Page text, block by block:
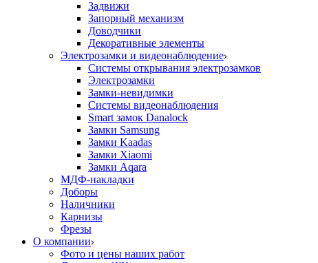
Задвижи
Запорный механизм
Доводчики
Декоративные элементы
Электрозамки и видеонаблюдение
Системы открывания электрозамков
Электрозамки
Замки-невидимки
Системы видеонаблюдения
Smart замок Danalock
Замки Samsung
Замки Kaadas
Замки Xiaomi
Замки Aqara
МДФ-накладки
Доборы
Наличники
Карнизы
Фрезы
О компании
Фото и цены наших работ